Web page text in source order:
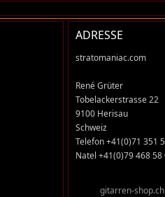
ADRESSE
stratomaniac.com
René Grüter
Tobelackerstrasse 22
9100 Herisau
Schweiz
Telefon +41(0)71 351
Natel +41(0)79 468 58
gitarren-shop.ch